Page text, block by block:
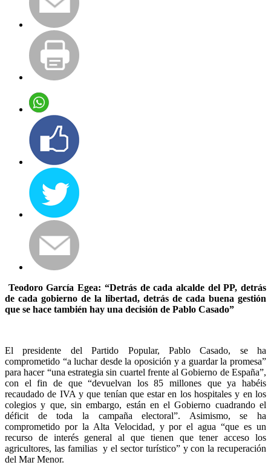
Teodoro García Egea: “Detrás de cada alcalde del PP, detrás
de cada gobierno de la libertad, detrás de cada buena gestión
que se hace también hay una decisión de Pablo Casado”
El presidente del Partido Popular, Pablo Casado, se ha
comprometido “a luchar desde la oposición y a guardar la promesa”
para hacer “una estrategia sin cuartel frente al Gobierno de España”,
con el fin de que “devuelvan los 85 millones que ya habéis
recaudado de IVA y que tenían que estar en los hospitales y en los
colegios y que, sin embargo, están en el Gobierno cuadrando el
déficit de toda la campaña electoral”. Asimismo, se ha
comprometido por la Alta Velocidad, y por el agua “que es un
recurso de interés general al que tienen que tener acceso los
agricultores, las familias y el sector turístico” y con la recuperación
del Mar Menor.